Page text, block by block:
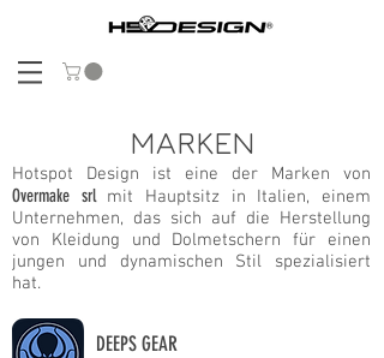
MARKEN
Hotspot Design ist eine der Marken von
Overmake srlmit Hauptsitz in Italien, einem
Unternehmen, das sich auf die Herstellung
von Kleidung und Dolmetschern für einen
jungen und dynamischen Stil spezialisiert
hat.
DEEPS GEAR